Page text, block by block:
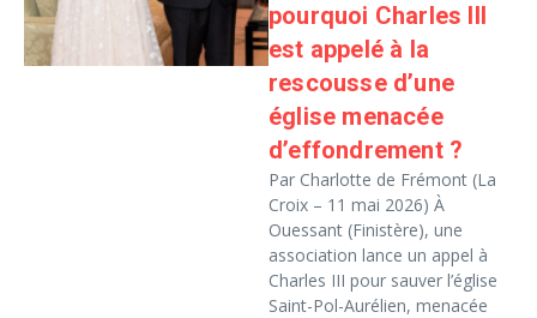
pourquoi Charles III
est appelé à la
rescousse d’une
église menacée
d’effondrement ?
Par Charlotte de Frémont (La
Croix – 11 mai 2026) À
Ouessant (Finistère), une
association lance un appel à
Charles III pour sauver l’église
Saint-Pol-Aurélien, menacée